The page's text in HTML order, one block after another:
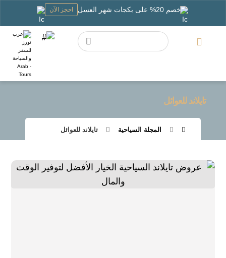
خصم 20% على بكجات شهر العسل احجز الآن
تايلاند للعوائل
المجلة السياحية تايلاند للعوائل